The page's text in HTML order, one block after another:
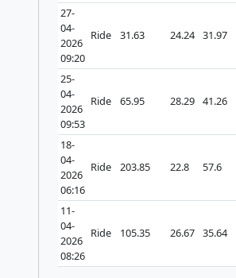
27-
04-
2026
09:20
Ride 31.63 24.24 31.97
25-
04-
2026
09:53
Ride 65.95 28.29 41.26
18-
04-
2026
06:16
Ride 203.85 22.8 57.6
11-
04-
2026
08:26
Ride 105.35 26.67 35.64